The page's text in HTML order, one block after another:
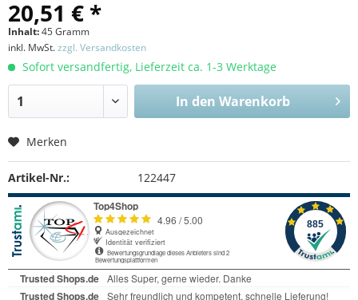
20,51 € *
Inhalt:45 Gramm
inkl. MwSt.zzgl. Versandkosten
Sofort versandfertig, Lieferzeit ca. 1-3 Werktage
In den Warenkorb
Merken
Artikel-Nr.: 122447